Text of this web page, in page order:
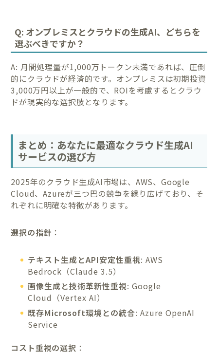
Q: オンプレミスとクラウドの生成AI、どちらを
選ぶべきですか？
A: 月間処理量が1,000万トークン未満であれば、圧倒
的にクラウドが経済的です。オンプレミスは初期投資
3,000万円以上が一般的で、ROIを考慮するとクラウ
ドが現実的な選択肢となります。
まとめ：あなたに最適なクラウド生成AI
サービスの選び方
2025年のクラウド生成AI市場は、AWS、Google
Cloud、Azureが三つ巴の競争を繰り広げており、そ
れぞれに明確な特徴があります。
選択の指針 ：
テキスト生成とAPI安定性重視: AWS
Bedrock（Claude 3.5）
画像生成と技術革新性重視: Google
Cloud（Vertex AI）
既存Microsoft環境との統合: Azure OpenAI
Service
コスト重視の選択 ：